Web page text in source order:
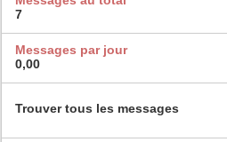
7
Messages par jour
0,00
Trouver tous les messages